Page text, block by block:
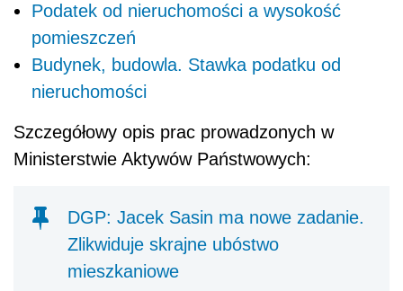
Podatek od nieruchomości a wysokość
pomieszczeń
Budynek, budowla. Stawka podatku od
nieruchomości
Szczegółowy opis prac prowadzonych w
Ministerstwie Aktywów Państwowych:
DGP: Jacek Sasin ma nowe zadanie.
Zlikwiduje skrajne ubóstwo
mieszkaniowe